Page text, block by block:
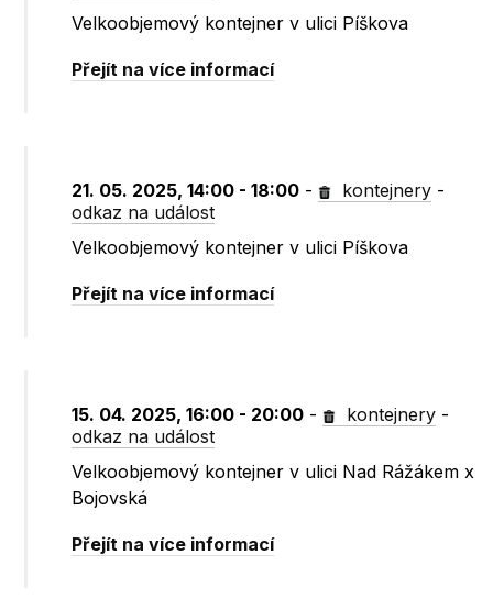
Velkoobjemový kontejner v ulici Píškova
Přejít na více informací
21. 05. 2025, 14:00 - 18:00 - kontejnery -
odkaz na událost
Velkoobjemový kontejner v ulici Píškova
Přejít na více informací
15. 04. 2025, 16:00 - 20:00 - kontejnery -
odkaz na událost
Velkoobjemový kontejner v ulici Nad Rážákem x
Bojovská
Přejít na více informací